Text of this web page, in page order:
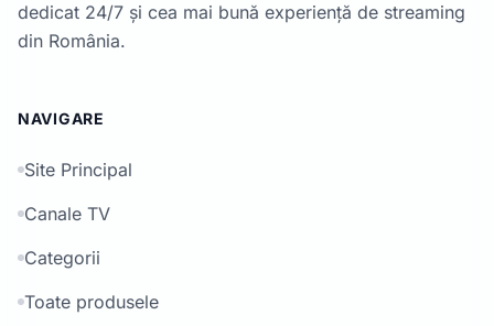
dedicat 24/7 și cea mai bună experiență de streaming
din România.
NAVIGARE
Site Principal
Canale TV
Categorii
Toate produsele